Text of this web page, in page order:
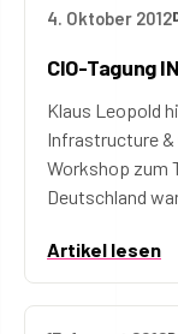
4. Oktober 2012
CIO-Tagung
Klaus Leopold
Infrastructure &
Workshop zum
Deutschland
Artikel lesen